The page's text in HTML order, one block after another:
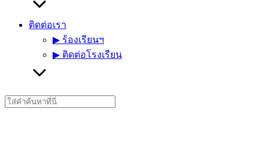
ติดต่อเรา
▶︎ ร้องเรียนฯ
▶︎ ติดต่อโรงเรียน
Search
for: